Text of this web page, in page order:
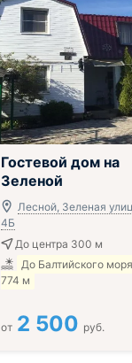
Гостевой дом на
Зеленой
Лесной, Зеленая
4Б
До центра 300 м
До Балтийского моря
774 м
от 2 500 руб.